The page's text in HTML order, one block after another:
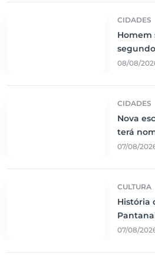
CIDADES
Homem
08/08/
CIDADES
Nova
terá
e
07/08/
CULTURA
História
07/08/